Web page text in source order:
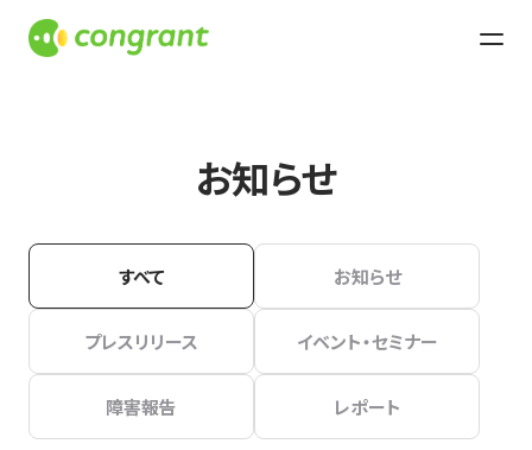
お知らせ
すべて お知らせ
プレスリリース イベント・セミナー
障害報告 レポート